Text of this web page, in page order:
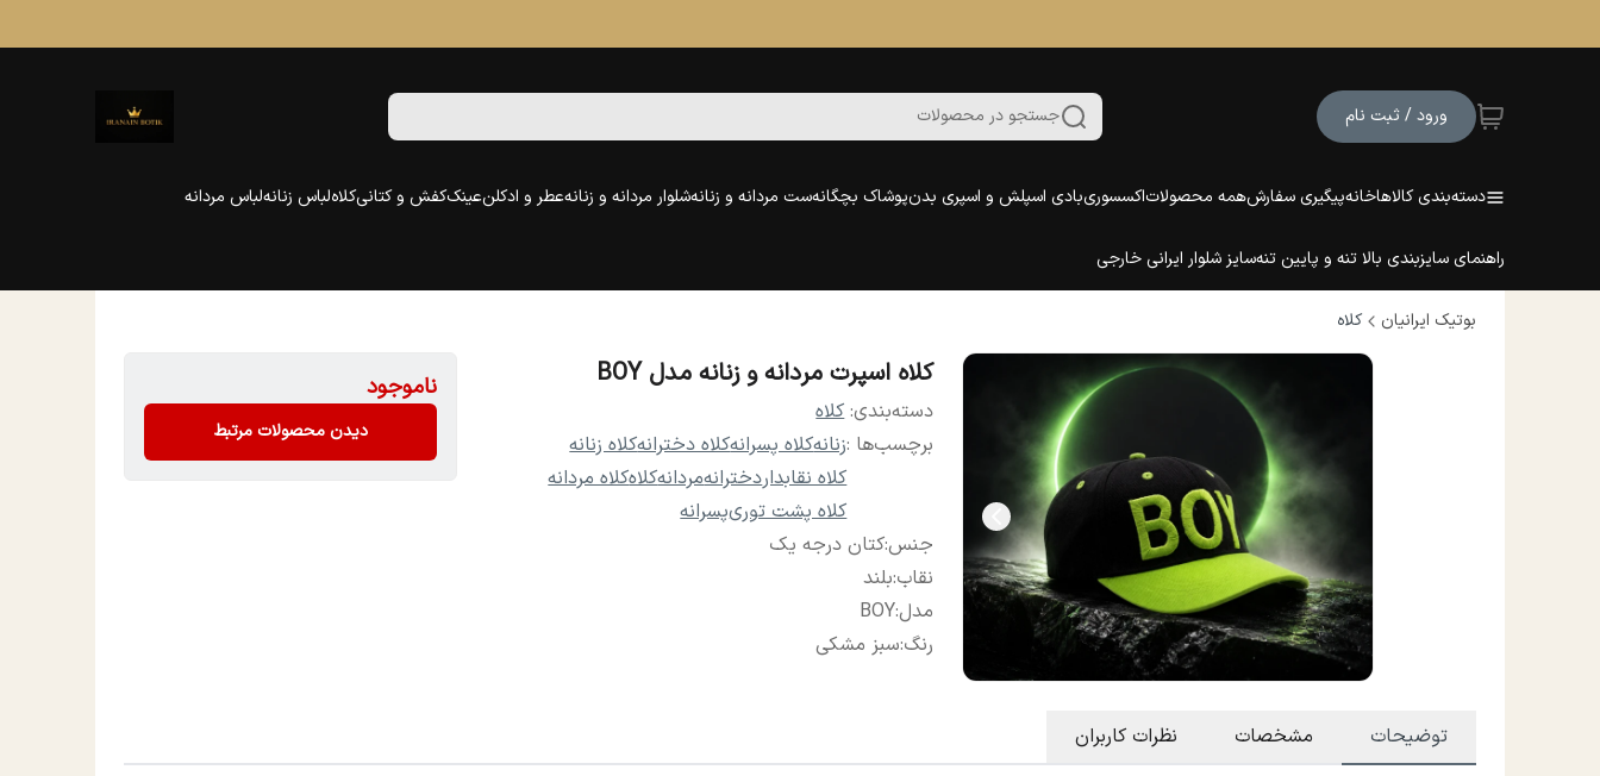
ورود / ثبت نام جستجو در محصولات
دسته‌بندی کالاهاخانهپیگیری سفارشهمه محصولاتاکسسوریبادی اسپلش و اسپری بدنپوشاک بچگانهست مردانه و زنانهشلوار مردانه و زنانهعطر و ادکلنعینککفش و کتانیکلاهلباس زنانهلباس مردانه
راهنمای سایزبندی بالا تنه و پایین تنهسایز شلوار ایرانی خارجی
بوتیک ایرانیان کلاه
کلاه اسپرت مردانه و زنانه مدل BOY
دسته‌بندی:کلاه
برچسب‌ها :زنانهکلاه پسرانهکلاه دخترانهکلاه زنانه
کلاه نقابداردخترانهمردانهکلاهکلاه مردانه
کلاه پشت توریپسرانه
جنس:کتان درجه یک
نقاب:بلند
مدل:
BOY
رنگ:سبز مشکی
ناموجود
دیدن محصولات مرتبط
توضیحات مشخصات نظرات کاربران